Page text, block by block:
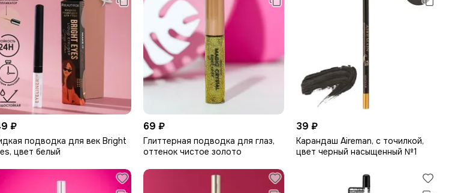
₽
подводка для век Bright
цвет белый
69 ₽
Глиттерная подводка для глаз,
оттенок чистое золото
39 ₽
Карандаш Aireman, с точилкой,
цвет черный насыщенный №1